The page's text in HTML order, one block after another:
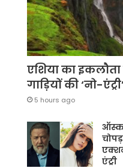
एशिया का
गाड़ियों की ‘नो-
5 hours ago
एंट्री